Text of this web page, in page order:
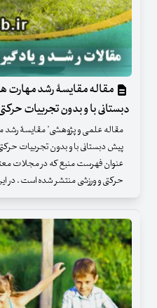
مقاله مقایسۀ رشد مهارت
دبستانی با و بدون تجربیات
مقاله علمی و پژوهشی" مقایسۀ
عنوان فهرست منبع که در مجلات
حرکتی و ورزشی منتشر شده است . در